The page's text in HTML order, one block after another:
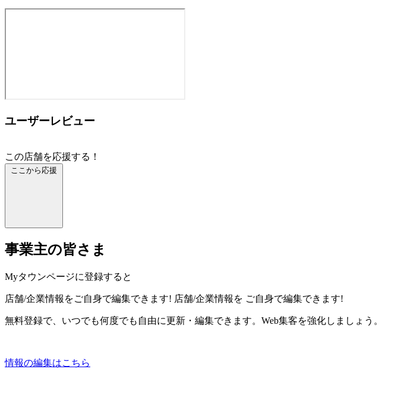
ユーザーレビュー
この店舗を応援する！
ここから応援
事業主の皆さま
Myタウンページに登録すると
店舗/企業情報をご自身で編集できます! 店舗/企業情報を ご自身で編集できます!
無料登録で、いつでも何度でも自由に更新・編集できます。Web集客を強化しましょう。
情報の編集はこちら